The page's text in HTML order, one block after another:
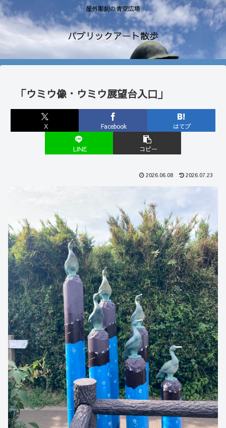
屋外彫刻の青空広場
パブリックアート散歩
「ウミウ像・ウミウ展望台入口」
X Facebook はてブ
LINE コピー
2026.06.08 2026.07.23